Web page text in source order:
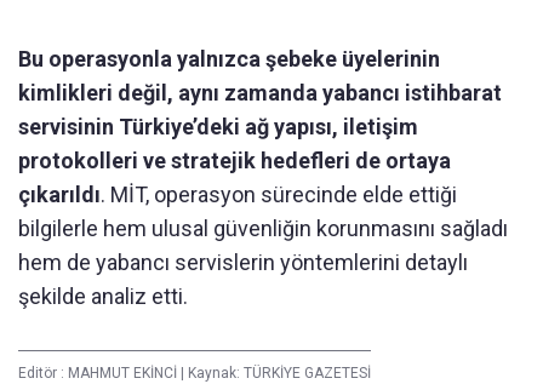
Bu operasyonla yalnızca şebeke üyelerinin
kimlikleri değil, aynı zamanda yabancı istihbarat
servisinin Türkiye’deki ağ yapısı, iletişim
protokolleri ve stratejik hedefleri de ortaya
çıkarıldı. MİT, operasyon sürecinde elde ettiği
bilgilerle hem ulusal güvenliğin korunmasını sağladı
hem de yabancı servislerin yöntemlerini detaylı
şekilde analiz etti.
Editör : MAHMUT EKİNCİ | Kaynak: TÜRKİYE GAZETESİ